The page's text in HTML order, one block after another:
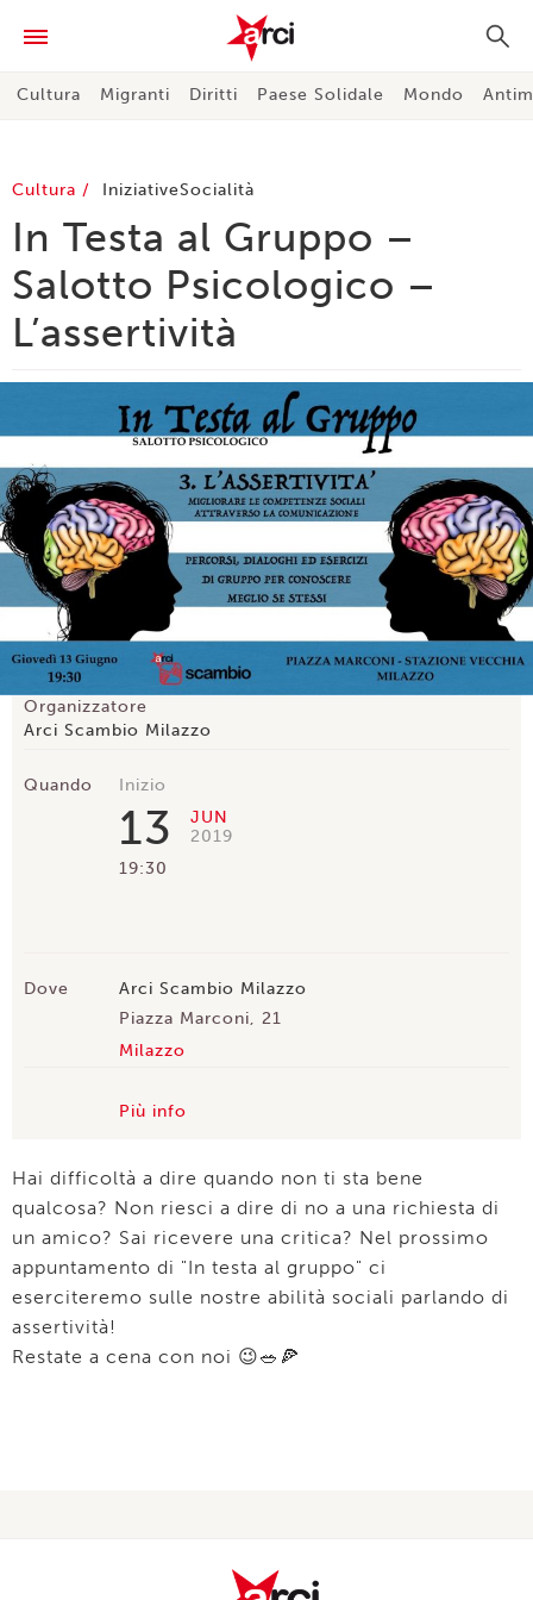
Cultura Migranti Diritti Paese Solidale Mondo
Cultura IniziativeSocialità
In Testa al Gruppo –
Salotto Psicologico –
L’assertività
Organizzatore
Arci Scambio Milazzo
Quando Inizio
13
JUN
2019
19:30
Dove
Arci Scambio Milazzo
Piazza Marconi, 21
Milazzo
Più info
Hai difficoltà a dire quando non ti sta bene
qualcosa? Non riesci a dire di no a una richiesta di
un amico? Sai ricevere una critica? Nel prossimo
appuntamento di "In testa al gruppo" ci
eserciteremo sulle nostre abilità sociali parlando di
assertività!
Restate a cena con noi 😉🥗🍕